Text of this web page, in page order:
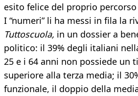
esito felice del proprio
I “numeri” li ha messi in fila la
Tuttoscuola, in un dossier a
politico: il 39% degli italiani
25 e i 64 anni non possiede un
superiore alla terza media; il
funzionale, il doppio della